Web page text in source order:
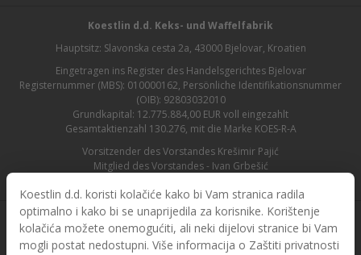
Koestlin d.d. koristi kolačiće kako bi Vam stranica radila
optimalno i kako bi se unaprijedila za korisnike. Korištenje
kolačića možete onemogućiti, ali neki dijelovi stranice bi Vam
mogli postat nedostupni. Više informacija o Zaštiti privatnosti
Koestlin d.d. Keks- und Waffelfabrik
Hauptsitz: Slavonska cesta 2a, 43000 Bjelovar, Kroatien
Eingetragen ins Register des Handelsgerichtes Bjelovar
Registernummer (MBS): 010000162, Persönliche Identifikationsnummer
(OIB): 92803032010
Grundkapital: 12.775.884,00 EUR voll eingezahlt
Gesamtaktienzahl 130.276, mit die Marke KOES-R-A
Vorsitzender des Vorstandes Krešimir Pajić
Mitglied des Vorstandes - Ivan Grbešić